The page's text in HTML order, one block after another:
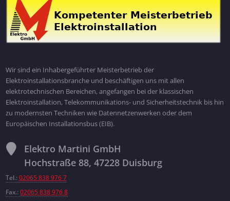
Wir sind ein Inhabergeführter Meisterbetrieb der
Elektroinstallationsbranche und beschäftigen uns mit allen
elektrotechnischen Bereichen, angefangen bei der klassischen
Elektroinstallation, Telekommunikations- und Sicherheitstechnik bis hin
zu modernsten Techniken wie Datennetzenwerken oder dem
Europäischen Installationsbus (EIB).
Elektro Martini GmbH
Hochstraße 88, 47228 Duisburg
Tel.: 02065 838 976 7
Fax.: 02065 838 976 8